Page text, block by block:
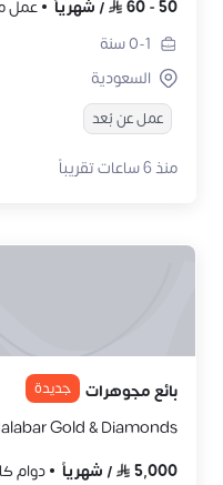
50
-
60
/ شهرياً
عمل
0-1سنة
السعودية
عمل عن بُعد
منذ 6 ساعات تقريباً
بائع مجوهرات جديدة
Gold & Diamonds
5,000
/ شهرياً
دوام